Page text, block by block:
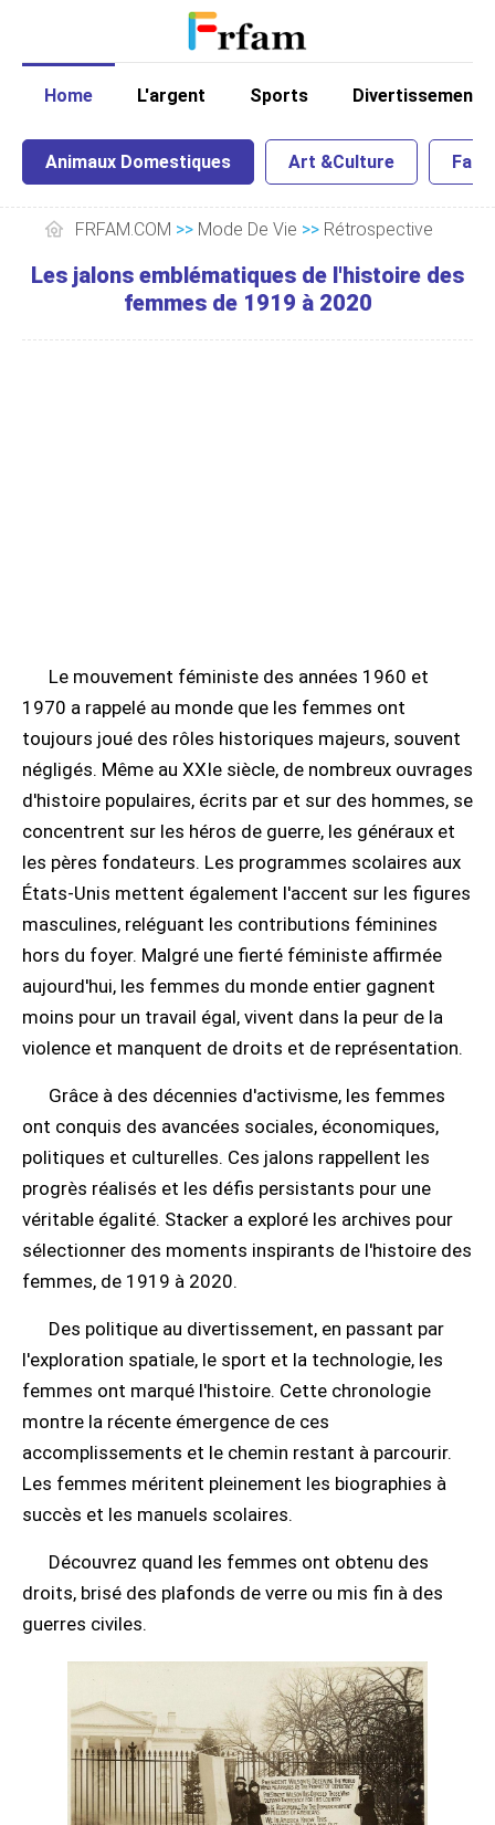
Home L'argent Sports Divertissement
Animaux Domestiques Art &Culture
FRFAM.COM >> Mode De Vie >> Rétrospective
Les jalons emblématiques de l'histoire des
femmes de 1919 à 2020
Le mouvement féministe des années 1960 et
1970 a rappelé au monde que les femmes ont
toujours joué des rôles historiques majeurs, souvent
négligés. Même au XXIe siècle, de nombreux ouvrages
d'histoire populaires, écrits par et sur des hommes, se
concentrent sur les héros de guerre, les généraux et
les pères fondateurs. Les programmes scolaires aux
États-Unis mettent également l'accent sur les figures
masculines, reléguant les contributions féminines
hors du foyer. Malgré une fierté féministe affirmée
aujourd'hui, les femmes du monde entier gagnent
moins pour un travail égal, vivent dans la peur de la
violence et manquent de droits et de représentation.
Grâce à des décennies d'activisme, les femmes
ont conquis des avancées sociales, économiques,
politiques et culturelles. Ces jalons rappellent les
progrès réalisés et les défis persistants pour une
véritable égalité. Stacker a exploré les archives pour
sélectionner des moments inspirants de l'histoire des
femmes, de 1919 à 2020.
Des politique au divertissement, en passant par
l'exploration spatiale, le sport et la technologie, les
femmes ont marqué l'histoire. Cette chronologie
montre la récente émergence de ces
accomplissements et le chemin restant à parcourir.
Les femmes méritent pleinement les biographies à
succès et les manuels scolaires.
Découvrez quand les femmes ont obtenu des
droits, brisé des plafonds de verre ou mis fin à des
guerres civiles.